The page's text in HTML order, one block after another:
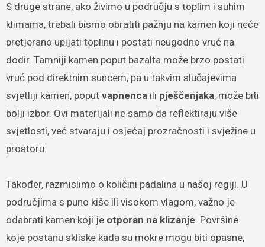
S druge strane, ako živimo u području s toplim i suhim
klimama, trebali bismo obratiti pažnju na kamen koji neće
pretjerano upijati toplinu i postati neugodno vruć na
dodir. Tamniji kamen poput bazalta može brzo postati
vruć pod direktnim suncem, pa u takvim slučajevima
svjetliji kamen, poput vapnencaili pješčenjaka, može biti
bolji izbor. Ovi materijali ne samo da reflektiraju više
svjetlosti, već stvaraju i osjećaj prozračnosti i svježine u
prostoru.
Također, razmislimo o količini padalina u našoj regiji. U
područjima s puno kiše ili visokom vlagom, važno je
odabrati kamen koji je otporan na klizanje. Površine
koje postanu skliske kada su mokre mogu biti opasne,